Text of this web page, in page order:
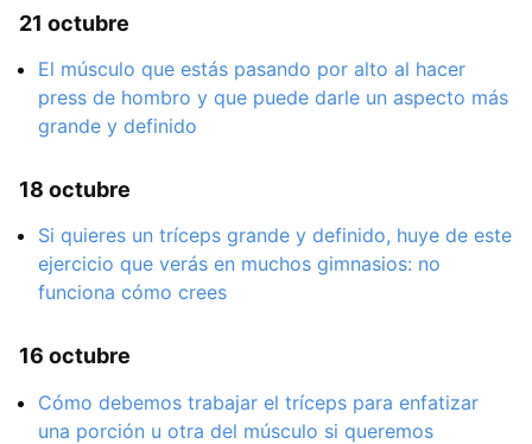
21 octubre
El músculo que estás pasando por alto al hacer
press de hombro y que puede darle un aspecto más
grande y definido
18 octubre
Si quieres un tríceps grande y definido, huye de este
ejercicio que verás en muchos gimnasios: no
funciona cómo crees
16 octubre
Cómo debemos trabajar el tríceps para enfatizar
una porción u otra del músculo si queremos